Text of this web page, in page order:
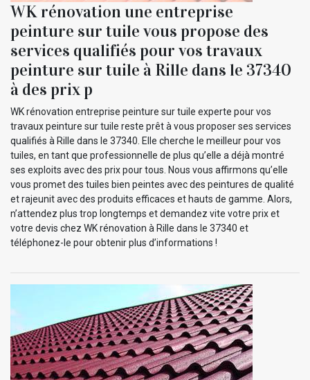
WK rénovation une entreprise
peinture sur tuile vous propose des
services qualifiés pour vos travaux
peinture sur tuile à Rille dans le 37340
à des prix p
WK rénovation entreprise peinture sur tuile experte pour vos
travaux peinture sur tuile reste prêt à vous proposer ses services
qualifiés à Rille dans le 37340. Elle cherche le meilleur pour vos
tuiles, en tant que professionnelle de plus qu’elle a déjà montré
ses exploits avec des prix pour tous. Nous vous affirmons qu’elle
vous promet des tuiles bien peintes avec des peintures de qualité
et rajeunit avec des produits efficaces et hauts de gamme. Alors,
n’attendez plus trop longtemps et demandez vite votre prix et
votre devis chez WK rénovation à Rille dans le 37340 et
téléphonez-le pour obtenir plus d’informations !